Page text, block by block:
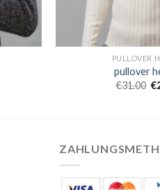
PULLOVER
pullover
€31.00 €